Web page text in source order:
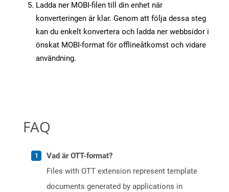
Ladda ner MOBI-filen till din enhet när
konverteringen är klar. Genom att följa dessa steg
kan du enkelt konvertera och ladda ner webbsidor i
önskat MOBI-format för offlineåtkomst och vidare
användning.
FAQ
Vad är OTT-format?
Files with OTT extension represent template
documents generated by applications in